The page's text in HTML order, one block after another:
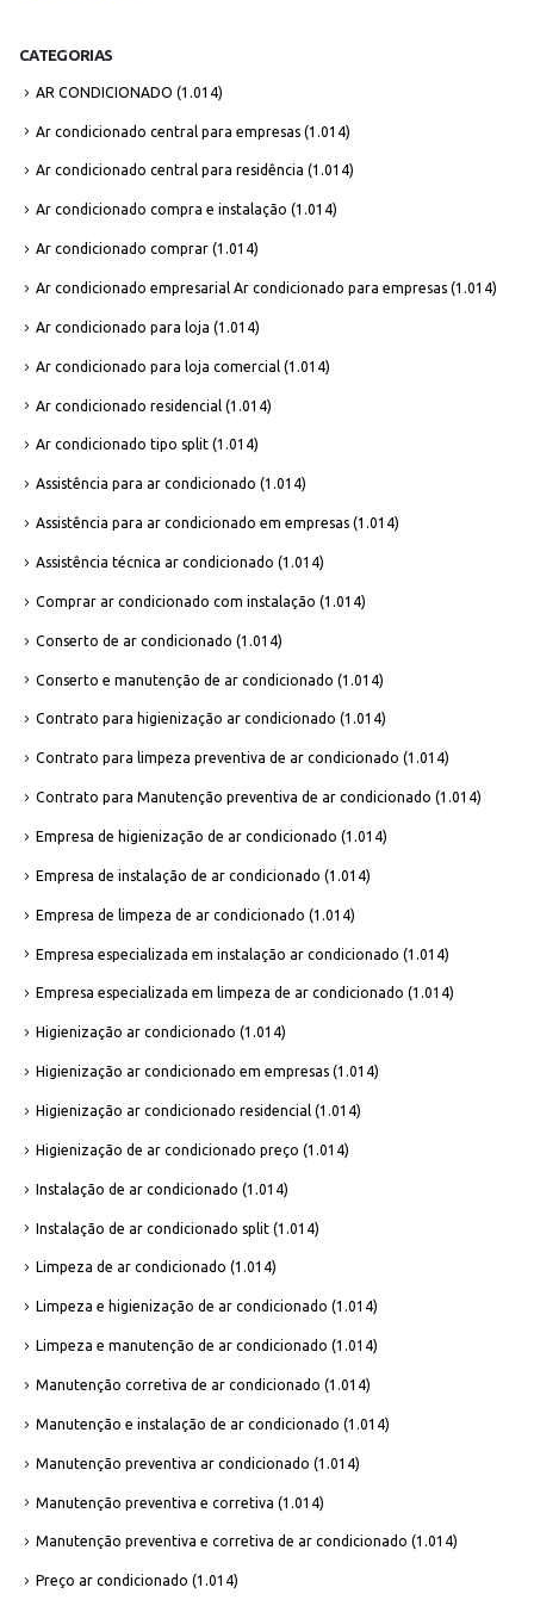
CATEGORIAS
AR CONDICIONADO (1.014)
Ar condicionado central para empresas (1.014)
Ar condicionado central para residência (1.014)
Ar condicionado compra e instalação (1.014)
Ar condicionado comprar (1.014)
Ar condicionado empresarial Ar condicionado para empresas (1.014)
Ar condicionado para loja (1.014)
Ar condicionado para loja comercial (1.014)
Ar condicionado residencial (1.014)
Ar condicionado tipo split (1.014)
Assistência para ar condicionado (1.014)
Assistência para ar condicionado em empresas (1.014)
Assistência técnica ar condicionado (1.014)
Comprar ar condicionado com instalação (1.014)
Conserto de ar condicionado (1.014)
Conserto e manutenção de ar condicionado (1.014)
Contrato para higienização ar condicionado (1.014)
Contrato para limpeza preventiva de ar condicionado (1.014)
Contrato para Manutenção preventiva de ar condicionado (1.014)
Empresa de higienização de ar condicionado (1.014)
Empresa de instalação de ar condicionado (1.014)
Empresa de limpeza de ar condicionado (1.014)
Empresa especializada em instalação ar condicionado (1.014)
Empresa especializada em limpeza de ar condicionado (1.014)
Higienização ar condicionado (1.014)
Higienização ar condicionado em empresas (1.014)
Higienização ar condicionado residencial (1.014)
Higienização de ar condicionado preço (1.014)
Instalação de ar condicionado (1.014)
Instalação de ar condicionado split (1.014)
Limpeza de ar condicionado (1.014)
Limpeza e higienização de ar condicionado (1.014)
Limpeza e manutenção de ar condicionado (1.014)
Manutenção corretiva de ar condicionado (1.014)
Manutenção e instalação de ar condicionado (1.014)
Manutenção preventiva ar condicionado (1.014)
Manutenção preventiva e corretiva (1.014)
Manutenção preventiva e corretiva de ar condicionado (1.014)
Preço ar condicionado (1.014)